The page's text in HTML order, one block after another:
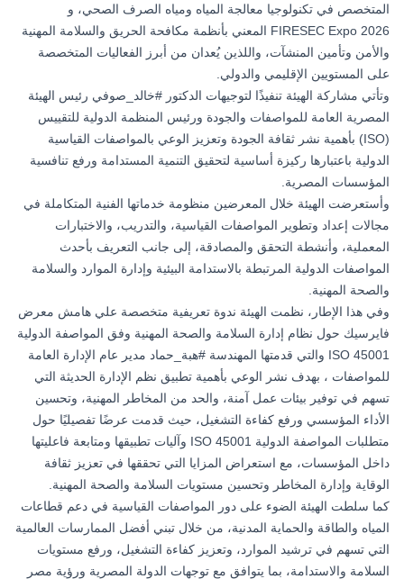
المتخصص في تكنولوجيا معالجة المياه ومياه الصرف الصحي، و
FIRESEC Expo 2026 المعني بأنظمة مكافحة الحريق والسلامة المهنية
والأمن وتأمين المنشآت، واللذين يُعدان من أبرز الفعاليات المتخصصة
على المستويين الإقليمي والدولي.
وتأتي مشاركة الهيئة تنفيذًا لتوجيهات الدكتور #خالد_صوفي رئيس الهيئة
المصرية العامة للمواصفات والجودة ورئيس المنظمة الدولية للتقييس
(ISO) بأهمية نشر ثقافة الجودة وتعزيز الوعي بالمواصفات القياسية
الدولية باعتبارها ركيزة أساسية لتحقيق التنمية المستدامة ورفع تنافسية
المؤسسات المصرية.
وأستعرضت الهيئة خلال المعرضين منظومة خدماتها الفنية المتكاملة في
مجالات إعداد وتطوير المواصفات القياسية، والتدريب، والاختبارات
المعملية، وأنشطة التحقق والمصادقة، إلى جانب التعريف بأحدث
المواصفات الدولية المرتبطة بالاستدامة البيئية وإدارة الموارد والسلامة
والصحة المهنية.
وفي هذا الإطار، نظمت الهيئة ندوة تعريفية متخصصة علي هامش معرض
فايرسيك حول نظام إدارة السلامة والصحة المهنية وفق المواصفة الدولية
ISO 45001 والتي قدمتها المهندسة
#هبة_حماد مدير عام الإدارة العامة
للمواصفات ، بهدف نشر الوعي بأهمية تطبيق نظم الإدارة الحديثة التي
تسهم في توفير بيئات عمل آمنة، والحد من المخاطر المهنية، وتحسين
الأداء المؤسسي ورفع كفاءة التشغيل، حيث قدمت عرضًا تفصيليًا حول
متطلبات المواصفة الدولية ISO 45001 وآليات تطبيقها ومتابعة فاعليتها
داخل المؤسسات، مع استعراض المزايا التي تحققها في تعزيز ثقافة
الوقاية وإدارة المخاطر وتحسين مستويات السلامة والصحة المهنية.
كما سلطت الهيئة الضوء على دور المواصفات القياسية في دعم قطاعات
المياه والطاقة والحماية المدنية، من خلال تبني أفضل الممارسات العالمية
التي تسهم في ترشيد الموارد، وتعزيز كفاءة التشغيل، ورفع مستويات
السلامة والاستدامة، بما يتوافق مع توجهات الدولة المصرية ورؤية مصر